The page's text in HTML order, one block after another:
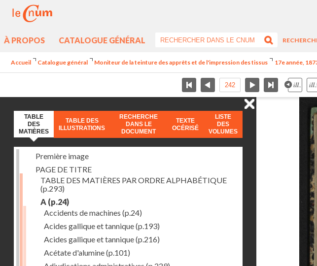
À PROPOS CATALOGUE GÉNÉRAL
Accueil Catalogue général Moniteur de la teinture des apprêts et de l'impression des tissus 17e année,
TABLE
DES
MATIÈRES
TABLE DES
ILLUSTRATIONS
RECHERCHE
DANS LE
DOCUMENT
TEXTE
OCÉRISÉ
LISTE
DES
VOLUMES
Première image
PAGE DE TITRE
TABLE DES MATIÈRES PAR ORDRE ALPHABÉTIQUE
(p.293)
A (p.24)
Accidents de machines (p.24)
Acides gallique et tannique(p.193)
Acides gallique et tannique(p.216)
Acétate d'alumine(p.101)